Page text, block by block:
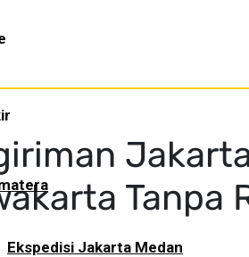
Ekspedisi Jakarta Medan
Tanpa